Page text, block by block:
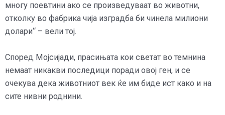
многу поевтини ако се произведуваат во животни,
отколку во фабрика чија изградба би чинела милиони
долари“ – вели тој.
Според Мојсијади, прасињата кои светат во темнина
немаат никакви последици поради овој ген, и се
очекува дека животниот век ќе им биде ист како и на
сите нивни роднини.